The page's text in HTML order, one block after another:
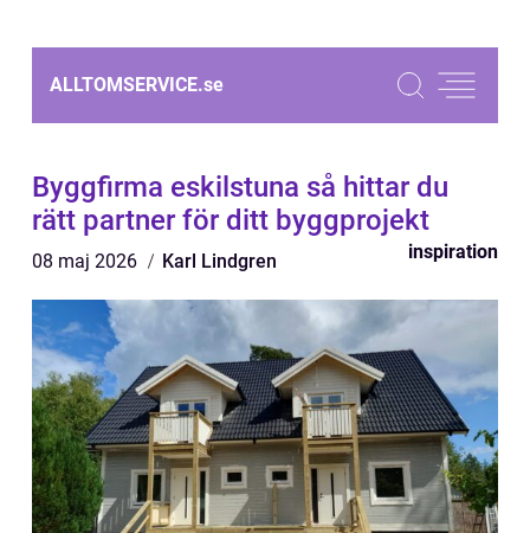
ALLTOMSERVICE.se
Byggfirma eskilstuna så hittar du
rätt partner för ditt byggprojekt
08 maj 2026 Karl Lindgren inspiration